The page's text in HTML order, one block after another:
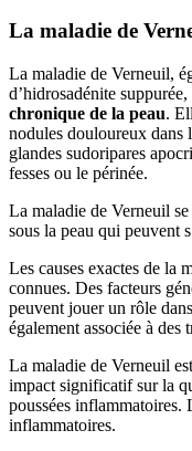
La maladie de
La maladie de Verneuil,
d’hidrosadénite suppurée,
chronique de la peau.
nodules douloureux dans
glandes sudoripares
fesses ou le périnée.
La maladie de Verneuil
sous la peau qui peuvent
Les causes exactes de la
connues. Des facteurs
peuvent jouer un rôle
également associée à
La maladie de Verneuil
impact significatif sur la
poussées inflammatoires.
inflammatoires.